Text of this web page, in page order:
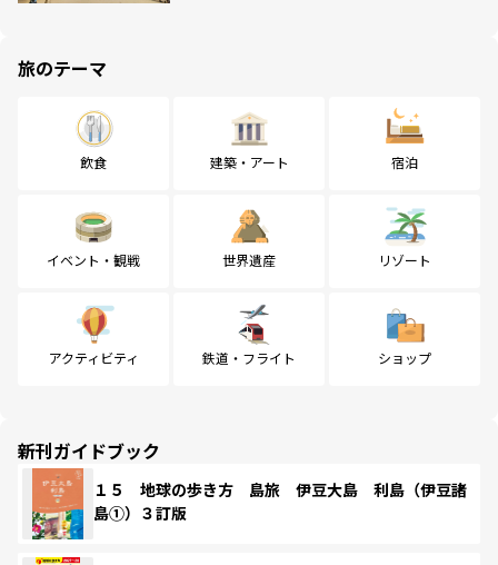
旅のテーマ
飲食 建築・アート 宿泊
イベント・観戦 世界遺産 リゾート
アクティビティ 鉄道・フライト ショップ
新刊ガイドブック
１５ 地球の歩き方 島旅 伊豆大島 利島（伊豆諸
島①）３訂版